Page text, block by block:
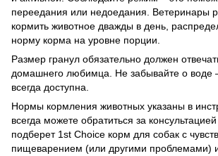
переедания или недоедания. Ветеринары
кормить животное дважды в день,
норму корма на уровне порции.
Размер гранул обязательно должен
домашнего любимца. Не забывайте о воде
всегда доступна.
Нормы кормления животных указаны в
всегда можете обратиться за
подберет 1st Choice корм для собак с
пищеварением (или другими проблемами) и